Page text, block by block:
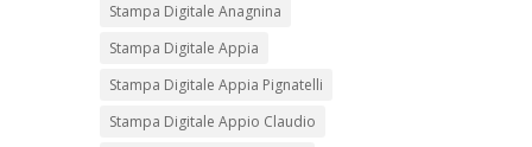
Stampa Digitale Anagnina
Stampa Digitale Appia
Stampa Digitale Appia Pignatelli
Stampa Digitale Appio Claudio